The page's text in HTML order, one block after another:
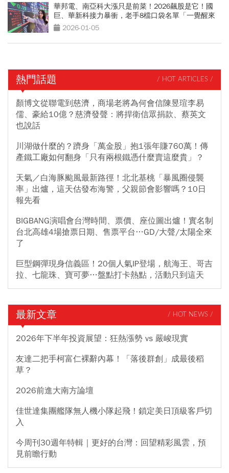
華邦電、南亞科大漲只是前菜！2026飆股是它！國
巨、華新科接力暴衝，老手8檔口袋名單「一覺醒來
又漲價」
2026-01-05
熱門話題 / HOT ARTICLES /
顏博文從聯電到慈濟，商場老將為何會信陳昱瑄李易
儒、豪給10億？慈濟發聲：將捍衛信眾捐款、蔡英文
也說話
川湖做什麼的？躋身「萬金股」抱1張年賺760萬！傳
產鐵工廠如何翻身「只有兩根鐵憑什麼賣這麼貴」？
天氣／白海豚颱風最新路徑！北北基桃「暴風圈侵襲
率」出爐，這天估發布海警，父親節會影響嗎？10日
報先看
BIGBANG演唱會台灣時間、票價、座位圖出爐！實名制
台北高雄4場搶票日期、售票平台…GD/大聲/太陽全來
了
巨型鋼彈現身信義區！20個人氣IP登場，航海王、哥吉
拉、七龍珠、寶可夢…盤點打卡熱點，活動只到這天
最新文章 / HOT NEWS /
2026年下半年投資展望：狂熱漲勢 vs 嚴峻現實
友達二把手柯富仁裸辭內幕！「落後群創」成最後稻
草？
2026前進大南方論壇
佳世達集團艦隊無人機小隊起飛！鎖定美日頂級客戶切
入
今周刊30週年特輯｜更好的台灣：回望精彩風雲，預
見前瞻行動